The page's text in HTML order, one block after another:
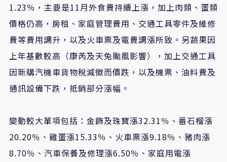
1.23％，主要是11月外食費持續上漲，加上肉類、蛋類
價格仍高，房租、家庭管理費用、交通工具零件及維修
費等費用調升，以及火車票及電費調漲所致。另蔬果因
上年基數較高（康芮及天兔颱風影響），加上交通工具
因新購汽機車貨物稅減徵而價跌，以及機票、油料費及
通訊設備下跌，抵銷部分漲幅。
變動較大單項包括：金飾及珠寶漲32.31％、番石榴漲
20.20％、雞蛋漲15.33％、火車票漲9.18％、豬肉漲
8.70％、汽車保養及修理漲6.50％、家庭用電漲